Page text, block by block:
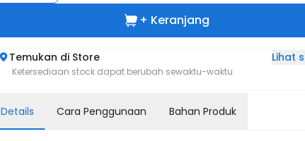
+ Keranjang
Temukan di Store Lihat
Ketersediaan stock dapat berubah sewaktu-waktu
Details Cara Penggunaan Bahan Produk